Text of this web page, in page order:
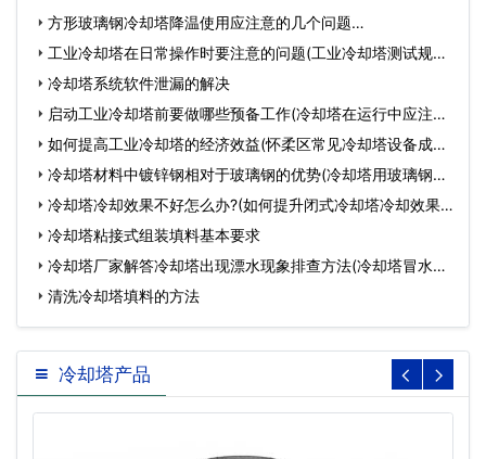
方形玻璃钢冷却塔降温使用应注意的几个问题…
工业冷却塔在日常操作时要注意的问题(工业冷却塔测试规程)
… 冷却塔系统软件泄漏的解决
启动工业冷却塔前要做哪些预备工作(冷却塔在运行中应注意
哪…如何提高工业冷却塔的经济效益(怀柔区常见冷却塔设备成本
价…冷却塔材料中镀锌钢相对于玻璃钢的优势(冷却塔用玻璃钢材
质…冷却塔冷却效果不好怎么办?(如何提升闭式冷却塔冷却效果)
… 冷却塔粘接式组装填料基本要求
冷却塔厂家解答冷却塔出现漂水现象排查方法(冷却塔冒水的
原…清洗冷却塔填料的方法
冷却塔产品